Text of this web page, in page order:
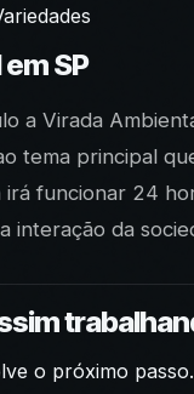
SP
a Virada
tema principal
funcionar 24
interação da
o próximo passo.